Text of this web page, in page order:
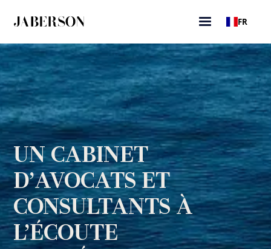
FR
UN CABINET
D’AVOCATS ET
CONSULTANTS À
L’ÉCOUTE